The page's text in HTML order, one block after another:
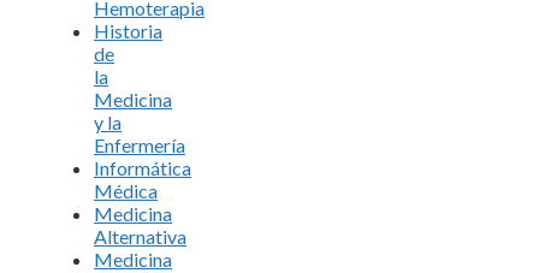
Hemoterapia
Historia
de
la
Medicina
y la
Enfermería
Informática
Médica
Medicina
Alternativa
Medicina